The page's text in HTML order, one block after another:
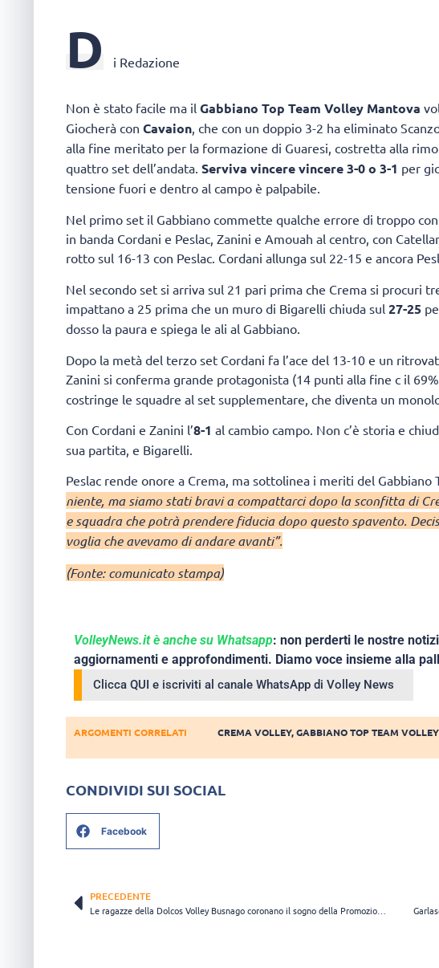
D i Redazione
Non è stato facile ma il Gabbiano Top Team Volley Mantova
Giocherà con Cavaion, che con un doppio 3-2 ha eliminato
alla fine meritato per la formazione di Guaresi, costretta alla
quattro set dell’andata. Serviva vincere vincere 3-0 o 3-1 per
tensione fuori e dentro al campo è palpabile.
Nel primo set il Gabbiano commette qualche errore di troppo
in banda Cordani e Peslac, Zanini e Amouah al centro, con
rotto sul 16-13 con Peslac. Cordani allunga sul 22-15 e ancora
Nel secondo set si arriva sul 21 pari prima che Crema si procuri
impattano a 25 prima che un muro di Bigarelli chiuda sul 27-25
dosso la paura e spiega le ali al Gabbiano.
Dopo la metà del terzo set Cordani fa l’ace del 13-10 e un
Zanini si conferma grande protagonista (14 punti alla fine c il
costringe le squadre al set supplementare, che diventa un
Con Cordani e Zanini l’8-1 al cambio campo. Non c’è storia e
sua partita, e Bigarelli.
Peslac rende onore a Crema, ma sottolinea i meriti del Gabbiano
niente, ma siamo stati bravi a compattarci dopo la sconfitta di
e squadra che potrà prendere fiducia dopo questo spavento.
voglia che avevamo di andare avanti”.
(Fonte: comunicato stampa)
VolleyNews.it è anche su Whatsapp: non perderti le nostre
aggiornamenti e approfondimenti. Diamo voce insieme alla
Clicca QUI e iscriviti al canale WhatsApp di Volley News
ARGOMENTI CORRELATI CREMA VOLLEY,GABBIANO TOP TEAM
CONDIVIDI SUI SOCIAL
Facebook
PRECEDENTE